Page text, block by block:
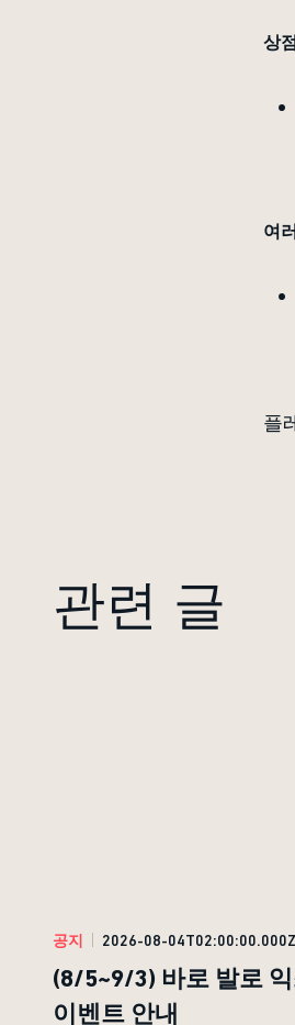
상
여
플
관련 글
공지 2026-08-04T02:00:00.000Z
(8/5~9/3) 바로 발로 익
이벤트 안내